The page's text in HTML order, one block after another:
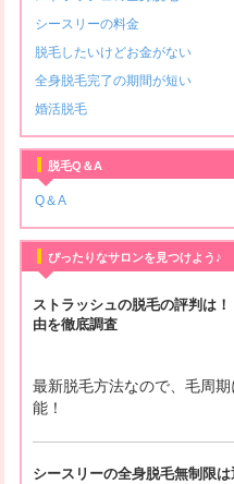
シースリーの料金
脱毛したいけどお金がない
全身脱毛完了の期間が短い
婚活脱毛
脱毛Q＆A
Q＆A
ぴったりなサロンを見つけよう♪
ストラッシュの脱毛の評判は
由を徹底調査
最新脱毛方法なので、毛周
能！
シースリーの全身脱毛無制限